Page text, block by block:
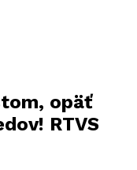
opäť
RTVS